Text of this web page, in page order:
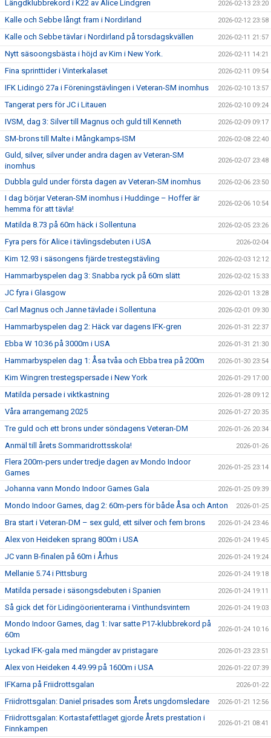
Längdklubbrekord i K22 av Alice Lindgren 2026-02-13 23:20
Kalle och Sebbe långt fram i Nordirland 2026-02-12 23:58
Kalle och Sebbe tävlar i Nordirland på torsdagskvällen 2026-02-11 21:57
Nytt säsoongsbästa i höjd av Kim i New York. 2026-02-11 14:21
Fina sprinttider i Vinterkalaset 2026-02-11 09:54
IFK Lidingö 27a i Föreningstävlingen i Veteran-SM inomhus 2026-02-10 13:57
Tangerat pers för JC i Litauen 2026-02-10 09:24
IVSM, dag 3: Silver till Magnus och guld till Kenneth 2026-02-09 09:17
SM-brons till Malte i Mångkamps-ISM 2026-02-08 22:40
Guld, silver, silver under andra dagen av Veteran-SM
inomhus
2026-02-07 23:48
Dubbla guld under första dagen av Veteran-SM inomhus 2026-02-06 23:50
I dag börjar Veteran-SM inomhus i Huddinge – Hoffer är
hemma för att tävla!
2026-02-06 10:54
Matilda 8.73 på 60m häck i Sollentuna 2026-02-05 23:26
Fyra pers för Alice i tävlingsdebuten i USA 2026-02-04
Kim 12.93 i säsongens fjärde trestegstävling 2026-02-03 12:12
Hammarbyspelen dag 3: Snabba ryck på 60m slätt 2026-02-02 15:33
JC fyra i Glasgow 2026-02-01 13:28
Carl Magnus och Janne tävlade i Sollentuna 2026-02-01 09:30
Hammarbyspelen dag 2: Häck var dagens IFK-gren 2026-01-31 22:37
Ebba W 10:36 på 3000m i USA 2026-01-31 21:30
Hammarbyspelen dag 1: Åsa tvåa och Ebba trea på 200m 2026-01-30 23:54
Kim Wingren trestegspersade i New York 2026-01-29 17:00
Matilda persade i viktkastning 2026-01-28 09:12
Våra arrangemang 2025 2026-01-27 20:35
Tre guld och ett brons under söndagens Veteran-DM 2026-01-26 20:34
Anmäl till årets Sommaridrottsskola! 2026-01-26
Flera 200m-pers under tredje dagen av Mondo Indoor
Games
2026-01-25 23:14
Johanna vann Mondo Indoor Games Gala 2026-01-25 09:39
Mondo Indoor Games, dag 2: 60m-pers för både Åsa och Anton 2026-01-25
Bra start i Veteran-DM – sex guld, ett silver och fem brons 2026-01-24 23:46
Alex von Heideken sprang 800m i USA 2026-01-24 19:45
JC vann B-finalen på 60m i Århus 2026-01-24 19:24
Mellanie 5.74 i Pittsburg 2026-01-24 19:18
Matilda persade i säsongsdebuten i Spanien 2026-01-24 19:11
Så gick det för Lidingöorienterarna i Vinthundsvintern 2026-01-24 19:03
Mondo Indoor Games, dag 1: Ivar satte P17-klubbrekord på
60m
2026-01-24 10:16
Lyckad IFK-gala med mängder av pristagare 2026-01-23 23:51
Alex von Heideken 4.49.99 på 1600m i USA 2026-01-22 07:39
IFKarna på Friidrottsgalan 2026-01-22
Friidrottsgalan: Daniel prisades som Årets ungdomsledare 2026-01-21 12:56
Friidrottsgalan: Kortastafettlaget gjorde Årets prestation i
Finnkampen
2026-01-21 08:41